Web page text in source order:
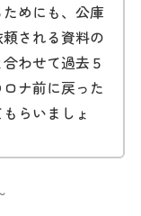
めにも、公庫
される資料の
わせて過去５
ナ前に戻った
らいましょ